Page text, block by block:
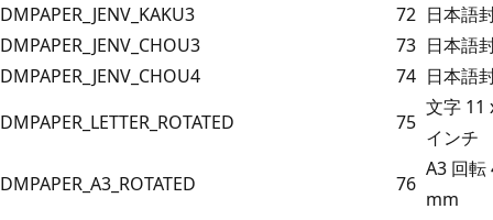
DMPAPER_JENV_KAKU3
72 日本語
DMPAPER_JENV_CHOU3
73 日本語
DMPAPER_JENV_CHOU4
74 日本語
DMPAPER_LETTER_ROTATED
75
文字 11
インチ
DMPAPER_A3_ROTATED
76
A3 回転
mm